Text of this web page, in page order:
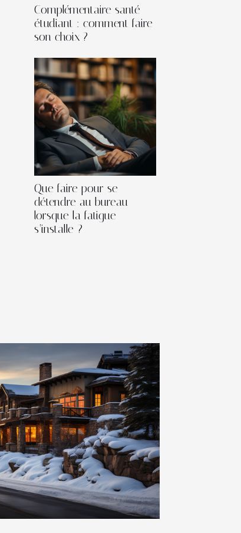
Complémentaire santé
étudiant : comment faire
son choix ?
Que faire pour se
détendre au bureau
lorsque la fatigue
s’installe ?